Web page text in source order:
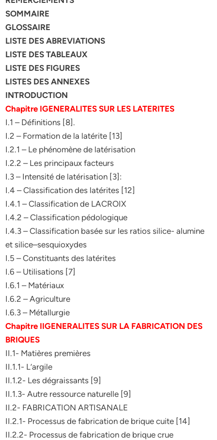
SOMMAIRE
GLOSSAIRE
LISTE DES ABREVIATIONS
LISTE DES TABLEAUX
LISTE DES FIGURES
LISTES DES ANNEXES
INTRODUCTION
Chapitre IGENERALITES SUR LES LATERITES
I.1 – Définitions [8].
I.2 – Formation de la latérite [13]
I.2.1 – Le phénomène de latérisation
I.2.2 – Les principaux facteurs
I.3 – Intensité de latérisation [3]:
I.4 – Classification des latérites [12]
I.4.1 – Classification de LACROIX
I.4.2 – Classification pédologique
I.4.3 – Classification basée sur les ratios silice- alumine
et silice–sesquioxydes
I.5 – Constituants des latérites
I.6 – Utilisations [7]
I.6.1 – Matériaux
I.6.2 – Agriculture
I.6.3 – Métallurgie
Chapitre IIGENERALITES SUR LA FABRICATION DES
BRIQUES
II.1- Matières premières
II.1.1- L’argile
II.1.2- Les dégraissants [9]
II.1.3- Autre ressource naturelle [9]
II.2- FABRICATION ARTISANALE
II.2.1- Processus de fabrication de brique cuite [14]
II.2.2- Processus de fabrication de brique crue